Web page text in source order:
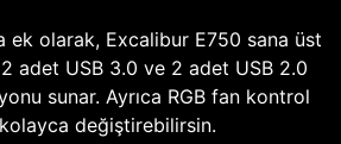
ek olarak, Excalibur E750 sana üst
adet USB 3.0 ve 2 adet USB 2.0
sunar. Ayrıca RGB fan kontrol
değiştirebilirsin.